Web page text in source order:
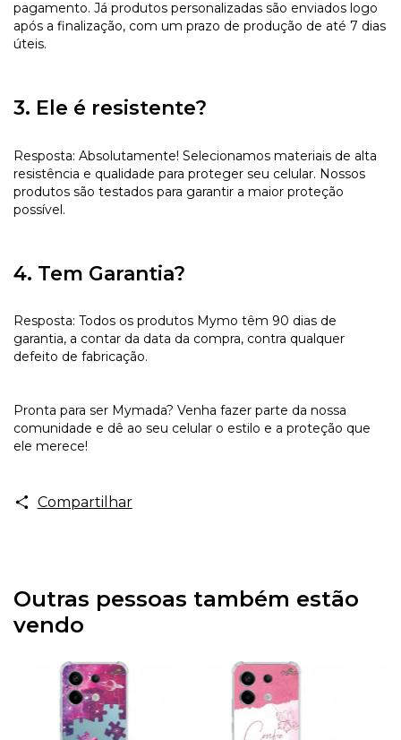
pagamento. Já produtos personalizadas são enviados logo
após a finalização, com um prazo de produção de até 7 dias
úteis.
3. Ele é resistente?
Resposta: Absolutamente! Selecionamos materiais de alta
resistência e qualidade para proteger seu celular. Nossos
produtos são testados para garantir a maior proteção
possível.
4. Tem Garantia?
Resposta: Todos os produtos Mymo têm 90 dias de
garantia, a contar da data da compra, contra qualquer
defeito de fabricação.
Pronta para ser Mymada? Venha fazer parte da nossa
comunidade e dê ao seu celular o estilo e a proteção que
ele merece!
Compartilhar
Outras pessoas também estão
vendo